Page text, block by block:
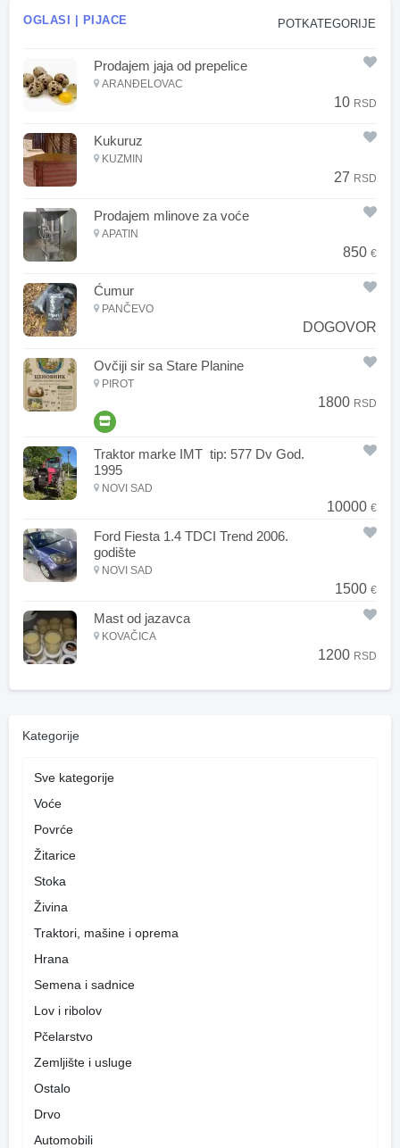
POTKATEGORIJE
OGLASI | PIJACE
Prodajem jaja od prepelice
ARANĐELOVAC
10 RSD
Kukuruz
KUZMIN
27 RSD
Prodajem mlinove za voće
APATIN
850 €
Ćumur
PANČEVO
DOGOVOR
Ovčiji sir sa Stare Planine
PIROT
1800 RSD
Traktor marke IMT tip: 577 Dv God.
1995
NOVI SAD
10000 €
Ford Fiesta 1.4 TDCI Trend 2006.
godište
NOVI SAD
1500 €
Mast od jazavca
KOVAČICA
1200 RSD
Kategorije
Sve kategorije
Voće
Povrće
Žitarice
Stoka
Živina
Traktori, mašine i oprema
Hrana
Semena i sadnice
Lov i ribolov
Pčelarstvo
Zemljište i usluge
Ostalo
Drvo
Automobili